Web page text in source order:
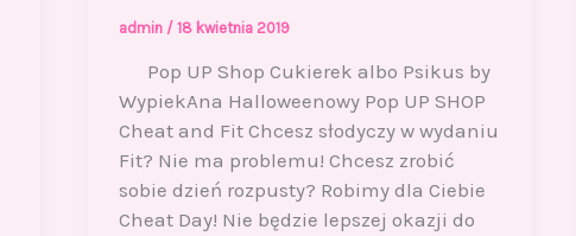
admin / 18 kwietnia 2019
Pop UP Shop Cukierek albo Psikus by
WypiekAna Halloweenowy Pop UP SHOP
Cheat and Fit Chcesz słodyczy w wydaniu
Fit? Nie ma problemu! Chcesz zrobić
sobie dzień rozpusty? Robimy dla Ciebie
Cheat Day! Nie będzie lepszej okazji do